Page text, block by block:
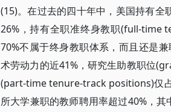
(15)。在过去的四十年中，美国持有
26%，持有全职准终身教职(full-time
70%不属于终身教职体系，而且还是
术劳动力的近41%，研究生助教职位
(part-time tenure-track positions)仅
所大学兼职的教师聘用率超过40%，